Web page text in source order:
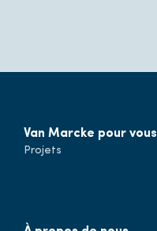
Van Marcke pour vous
Projets